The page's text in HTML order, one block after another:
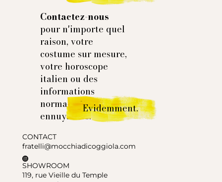
Contactez-nous
pour n'importe quel
raison, votre
costume sur mesure,
votre horoscope
italien ou des
informations
normales et
ennuyantes.
Evidemment.
CONTACT
fratelli@mocchiadicoggiola.com
SHOWROOM
119, rue Vieille du Temple